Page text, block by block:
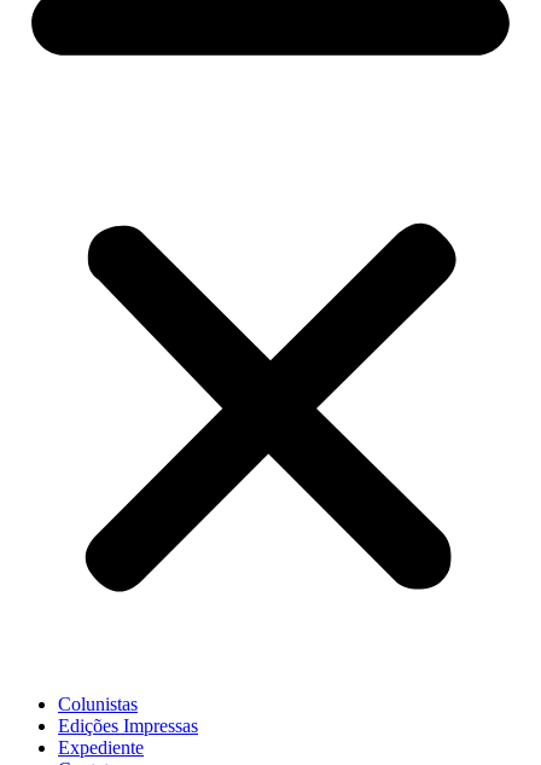
Colunistas
Edições Impressas
Expediente